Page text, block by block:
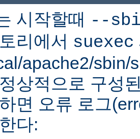
시작할때 --
리에서 suexec
apache2/sbin/
상적으로 구성
면 오류 로그
다: